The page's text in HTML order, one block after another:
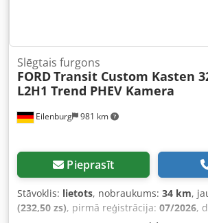
Eilenburg 981 km
Slēgtais furgons
FORDTransit Custom Kasten
L2H1 Trend PHEV Kamera
Pieprasīt
Stāvoklis: lietots, nobraukums: 34 km,
(232,50 zs), pirmā reģistrācija: 07/2026,